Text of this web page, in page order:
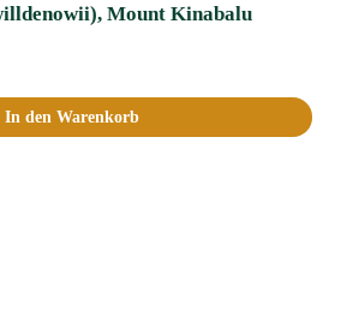
Mount Kinabalu
In den Warenkorb